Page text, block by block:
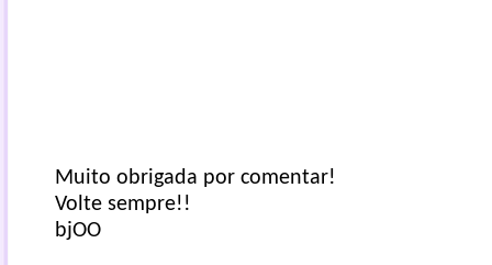
Muito obrigada por comentar!
Volte sempre!!
bjOO